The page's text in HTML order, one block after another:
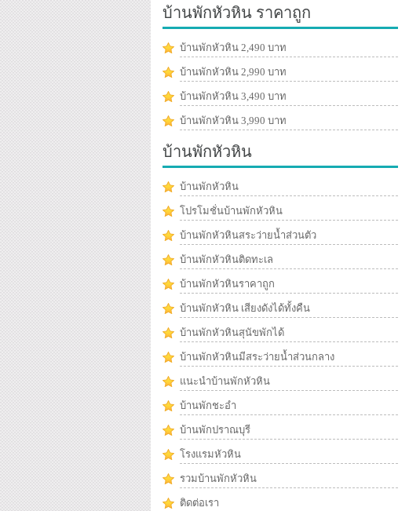
บ้านพักหัวหิน ราคาถูก
บ้านพักหัวหิน 2,490 บาท
บ้านพักหัวหิน 2,990 บาท
บ้านพักหัวหิน 3,490 บาท
บ้านพักหัวหิน 3,990 บาท
บ้านพักหัวหิน
บ้านพักหัวหิน
โปรโมชั่นบ้านพักหัวหิน
บ้านพักหัวหินสระว่ายน้ำส่วนตัว
บ้านพักหัวหินติดทะเล
บ้านพักหัวหินราคาถูก
บ้านพักหัวหิน เสียงดังได้ทั้งคืน
บ้านพักหัวหินสุนัขพักได้
บ้านพักหัวหินมีสระว่ายน้ำส่วนกลาง
แนะนำบ้านพักหัวหิน
บ้านพักชะอำ
บ้านพักปราณบุรี
โรงแรมหัวหิน
รวมบ้านพักหัวหิน
ติดต่อเรา